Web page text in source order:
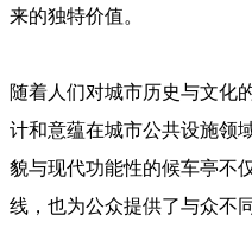
来的独特价值。
随着人们对城市历史与文化
计和意蕴在城市公共设施领
貌与现代功能性的候车亭不
线，也为公众提供了与众不